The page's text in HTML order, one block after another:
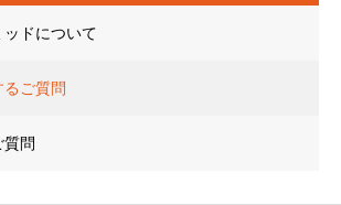
ドについて
ご質問
問